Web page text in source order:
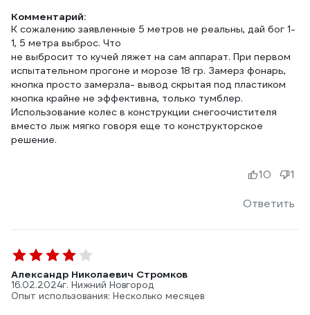
Комментарий:
К сожалению заявленные 5 метров не реальны, дай бог 1-
1, 5 метра выброс. Что
не выбросит то кучей ляжет на сам аппарат. При первом
испытательном прогоне и морозе 18 гр. Замерз фонарь,
кнопка просто замерзла- вывод скрытая под пластиком
кнопка крайне не эффективна, только тумблер.
Использование колес в конструкции снегоочистителя
вместо лыж мягко говоря еще то конструкторское
решение.
Ответить
10 1
Александр Николаевич Стромков
16.02.2024г. Нижний Новгород
Опыт использования: Несколько месяцев